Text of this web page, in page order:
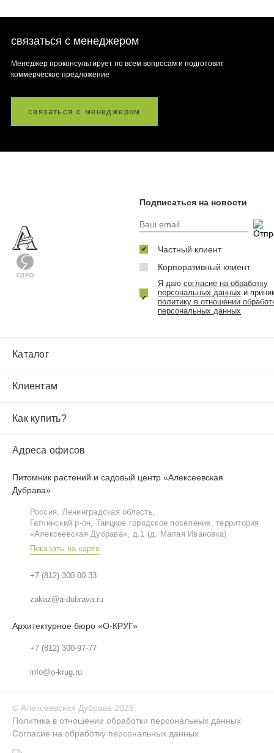
связаться с менеджером
Менеджер проконсультирует по всем вопросам и подготовит
коммерческое предложение
связаться с менеджером
Каталог
Клиентам
Как купить?
Адреса офисов
Питомник растений и садовый центр «Алексеевская
Дубрава»
Россия, Ленинградская область,
Гатчинский р‑он, Таицкое городское поселение, территория
«Алексеевская Дубрава», д.1 (д. Малая Ивановка)
Показать на карте
+7 (812) 300-00-33
zakaz@a-dubrava.ru
Архитектурное бюро «О-КРУГ»
+7 (812) 300-97-77
info@o-krug.ru
Подписаться на новости
Частный клиент
Корпоративный клиент
Я даю согласие на обработку
персональных данных и
политику в отношении
персональных данных
© Алексеевская Дубрава 2026
Политика в отношении обработки персональных данных
Согласие на обработку персональных данных